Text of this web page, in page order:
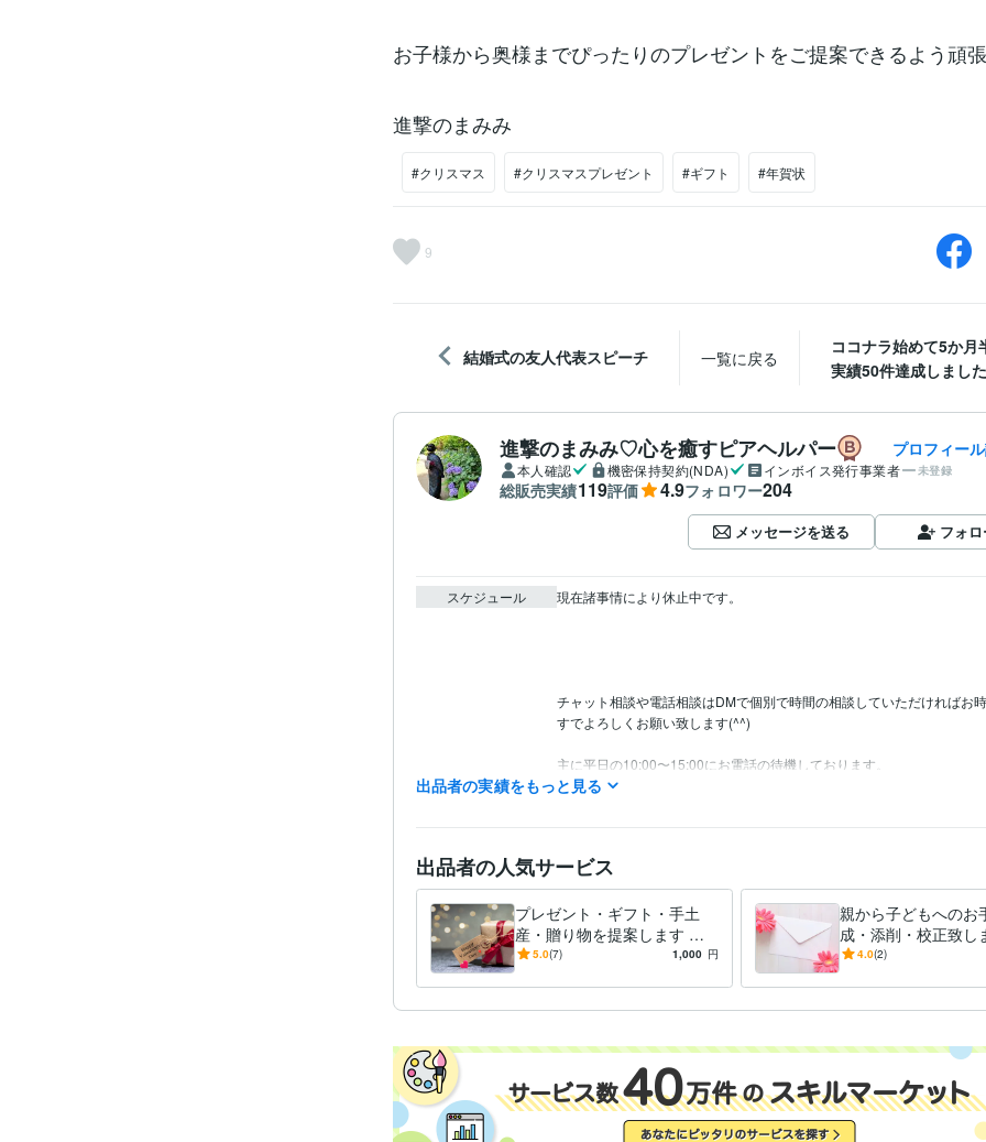
お子様から奥様までぴったりのプレゼントをご提案できるよう頑
進撃のまみみ
#クリスマス #クリスマスプレゼント #ギフト #年賀状
9
結婚式の友人代表スピーチ 一覧に戻る
ココナラ始めて5か月
実績50件達成しまし
進撃のまみみ♡心を癒すピアヘルパー プロフィー
本人確認 機密保持契約(NDA) インボイス発行事業者 未登録
総販売実績119評価 4.9フォロワー204
メッセージを送る フォ
スケジュール 現在諸事情により休止中です。
チャット相談や電話相談はDMで個別で時間の相談していただければお
すでよろしくお願い致します(^^)
主に平日の10:00〜15:00にお電話の待機しております。
土日祝日や深夜にも対応可能ですのでご相談ください。
ご予約・お問い合わせ24時間受付中です♪
【今すぐ相談可能】と表示されている時は
購入後すぐにお電話、チャットできます。
離席中でも対応可能な場合もございます。
特にチャットは朝6:00〜18:00までいつでもご相談ください。
まずはお気軽にお問い合わせくださいませ♪
皆様からのメッセージお待ちしております(^^)
資格・検定 取得年 : 2009年
秘書検定準1級 取得年 : 2010年
ことわざ検定5級 取得年 : 2019年
秘書技能検定準1級 取得年 : 2008年
出品者の実績をもっと見る
出品者の人気サービス
プレゼント・ギフト・手土
産・贈り物を提案します セ
ンスの良いプレゼント選び、
5.0(7) 1,000 円
親から子どもへのお
成・添削・校正致し
の心を動かす手紙・
4.0(2)